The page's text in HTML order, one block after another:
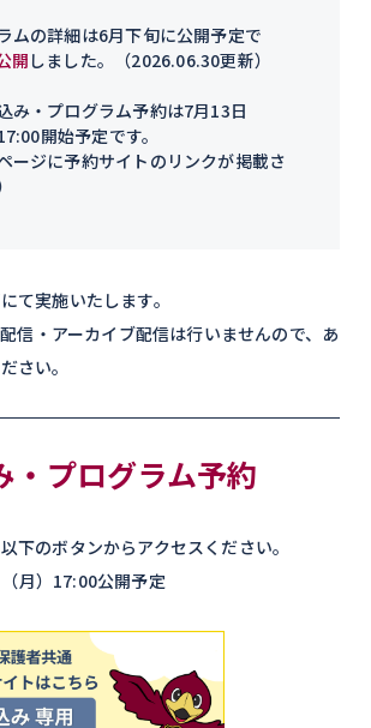
ムの詳細は6月下旬に公開予定で
開 しました。（2026.06.30更新）
み・プログラム予約は7月13日
開始予定です。
ページに予約サイトのリンクが掲載さ
て実施いたします。
信・アーカイブ配信は行いませんので、あ
さい。
・プログラム予約
下のボタンからアクセスください。
月）17:00公開予定